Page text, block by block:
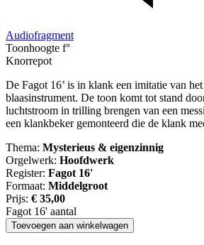
Audiofragment
Toonhoogte f°
Knorrepot
De Fagot 16’ is in klank een imitatie van
blaasinstrument. De toon komt tot stand
luchtstroom in trilling brengen van een
een klankbeker gemonteerd die de klank
Thema: Mysterieus & eigenzinnig
Orgelwerk: Hoofdwerk
Register: Fagot 16'
Formaat: Middelgroot
Prijs: € 35,00
Fagot 16' aantal
Toevoegen aan winkelwagen